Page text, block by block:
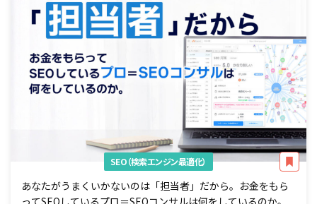
SEO（検索エンジン最適化）
あなたがうまくいかないのは「担当者」だから。お金をもら
ってSEOしているプロ＝SEOコンサルは何をしているのか。